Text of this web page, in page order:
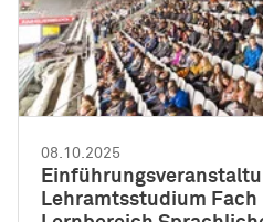
08.10.2025
Lehramtsstudium Fach